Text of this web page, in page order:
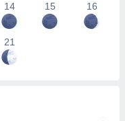
14 15 16
21